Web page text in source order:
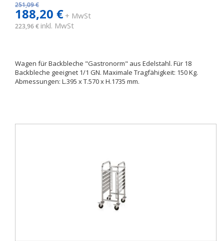
251,09 €
188,20 €+ MwSt
223,96 € inkl. MwSt
Wagen für Backbleche "Gastronorm" aus Edelstahl. Für 18
Backbleche geeignet 1/1 GN. Maximale Tragfähigkeit: 150 Kg.
Abmessungen: L.395 x T.570 x H.1735 mm.